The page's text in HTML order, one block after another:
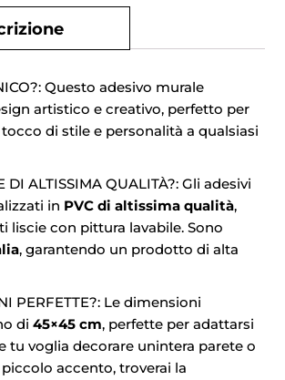
Questo adesivo murale
artistico e creativo, perfetto per
di stile e personalità a qualsiasi
DI ALTISSIMA QUALITÀ?: Gli adesivi
in PVC di altissima qualità,
liscie con pittura lavabile. Sono
, garantendo un prodotto di alta
PERFETTE?: Le dimensioni
di45×45 cm, perfette per adattarsi
tu voglia decorare unintera parete o
accento, troverai la